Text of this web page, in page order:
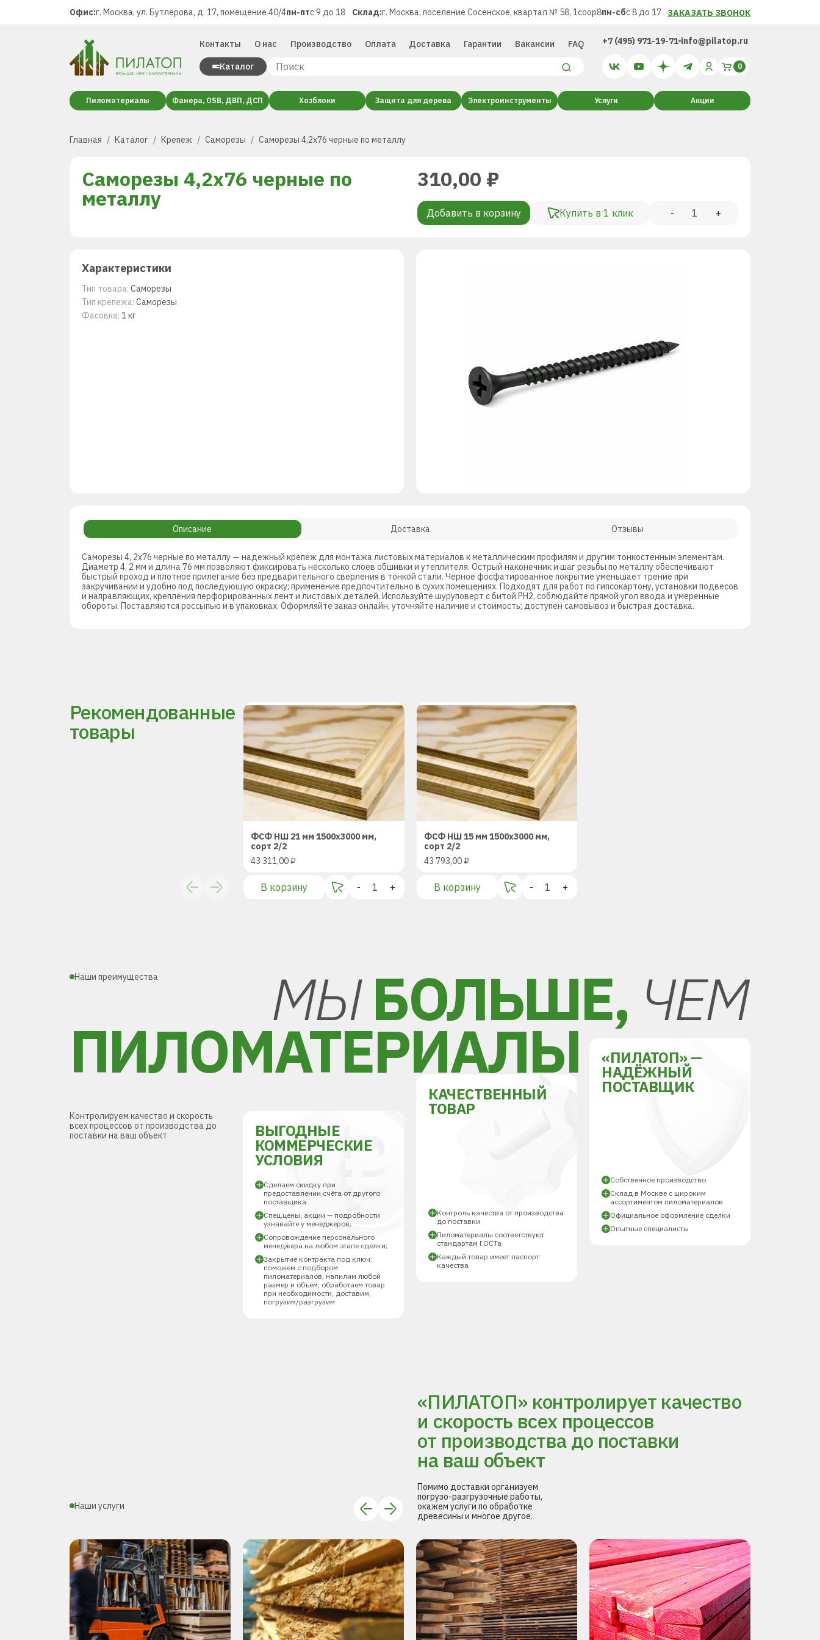
Офис:г. Москва, ул. Бутлерова, д. 17, помещение 40/4пн-птс 9 до 18 Склад:г. Москва, поселение Сосенское, квартал № 58, 1соор8пн-сбс 8 до 17 ЗАКАЗАТЬ ЗВОНОК
Контакты О нас Производство Оплата Доставка Гарантии Вакансии FAQ
Каталог
+7 (495) 971-19-71 info@pilatop.ru
Пиломатериалы Фанера, OSB, ДВП, ДСП Хозблоки Защита для дерева Электроинструменты Услуги Акции
Главная Каталог Крепеж Саморезы Саморезы 4,2х76 черные по металлу
Саморезы 4,2х76 черные по
металлу
310,00 ₽
Добавить в корзину Купить в 1 клик - +
Характеристики
Тип товара: Саморезы
Тип крепежа: Саморезы
Фасовка: 1 кг
Описание Доставка Отзывы
Саморезы 4, 2х76 черные по металлу — надежный крепеж для монтажа листовых материалов к металлическим профилям и другим тонкостенным элементам.
Диаметр 4, 2 мм и длина 76 мм позволяют фиксировать несколько слоев обшивки и утеплителя. Острый наконечник и шаг резьбы по металлу обеспечивают
быстрый проход и плотное прилегание без предварительного сверления в тонкой стали. Черное фосфатированное покрытие уменьшает трение при
закручивании и удобно под последующую окраску; применение предпочтительно в сухих помещениях. Подходят для работ по гипсокартону, установки подвесов
и направляющих, крепления перфорированных лент и листовых деталей. Используйте шуруповерт с битой PH2, соблюдайте прямой угол ввода и умеренные
обороты. Поставляются россыпью и в упаковках. Оформляйте заказ онлайн, уточняйте наличие и стоимость; доступен самовывоз и быстрая доставка.
Рекомендованные
товары
ФСФ НШ 21 мм 1500х3000 мм,
сорт 2/2
43 311,00₽
В корзину - +
ФСФ НШ 15 мм 1500х3000 мм,
сорт 2/2
43 793,00₽
В корзину - +
Наши преимущества МЫБОЛЬШЕ, ЧЕМ
ПИЛОМАТЕРИАЛЫ
Контролируем качество и скорость
всех процессов от производства до
поставки на ваш объект
ВЫГОДНЫЕ
КОММЕРЧЕСКИЕ
УСЛОВИЯ
Сделаем скидку при
предоставлении счёта от другого
поставщика
Спец.цены, акции — подробности
узнавайте у менеджеров;
Сопровождение персонального
менеджера на любом этапе сделки;
Закрытие контракта под ключ:
поможем с подбором
пиломатериалов, напилим любой
размер и объём, обработаем товар
при необходимости, доставим,
погрузим/разгрузим
КАЧЕСТВЕННЫЙ
ТОВАР
Контроль качества от производства
до поставки
Пиломатериалы соответствуют
стандартам ГОСТа
Каждый товар имеет паспорт
качества
«ПИЛАТОП» —
НАДЁЖНЫЙ
ПОСТАВЩИК
Собственное производство
Склад в Москве с широким
ассортиментом пиломатериалов
Официальное оформление сделки
Опытные специалисты
Наши услуги
«ПИЛАТОП» контролирует качество
и скорость всех процессов
от производства до поставки
на ваш объект
Помимо доставки организуем
погрузо-разгрузочные работы,
окажем услуги по обработке
древесины и многое другое.